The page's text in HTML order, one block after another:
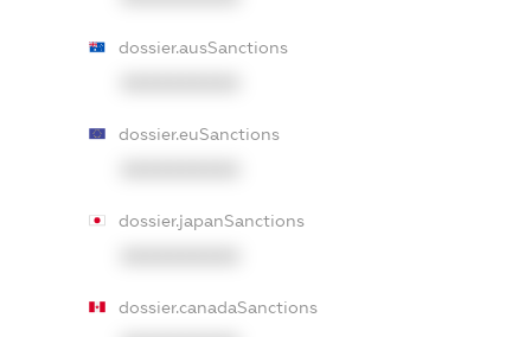
dossier.ausSanctions
dossier.euSanctions
dossier.japanSanctions
dossier.canadaSanctions